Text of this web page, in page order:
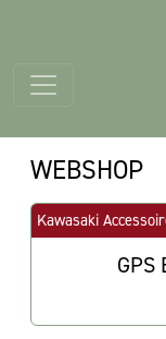
WEBSHOP
Kawasaki
GPS